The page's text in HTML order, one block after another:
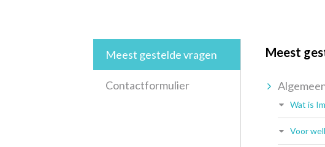
Meest gestelde vragen
Contactformulier
Meest
Wat is
Voor